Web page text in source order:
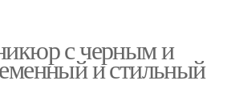
с черным и
и стильный